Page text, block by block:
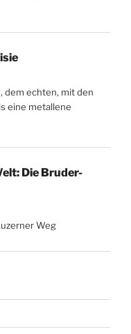
dem echten, mit den
eine metallene
Die Bruder-
Weg